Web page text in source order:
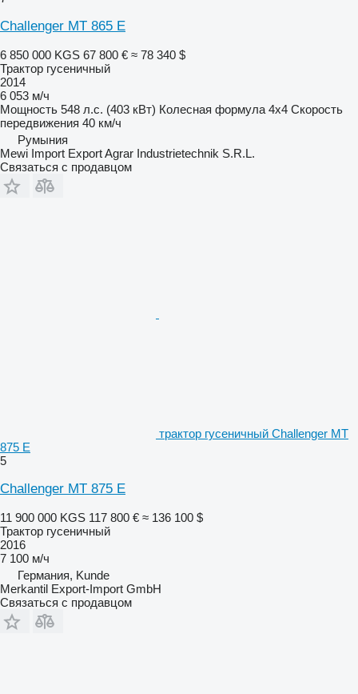
Challenger MT 865 E
6 850 000 KGS 67 800 € ≈ 78 340 $
Трактор гусеничный
2014
6 053 м/ч
Мощность 548 л.с. (403 кВт) Колесная формула 4x4 Скорость
передвижения 40 км/ч
Румыния
Mewi Import Export Agrar Industrietechnik S.R.L.
Связаться с продавцом
трактор гусеничный Challenger MT
875 E
5
Challenger MT 875 E
11 900 000 KGS 117 800 € ≈ 136 100 $
Трактор гусеничный
2016
7 100 м/ч
Германия, Kunde
Merkantil Export-Import GmbH
Связаться с продавцом